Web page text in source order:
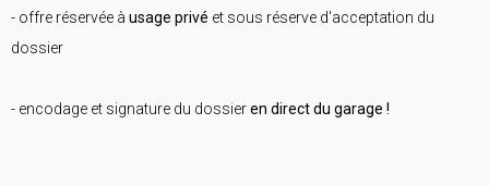
- offre réservée à usage privé et sous réserve d'acceptation du
dossier
- encodage et signature du dossieren direct du garage !